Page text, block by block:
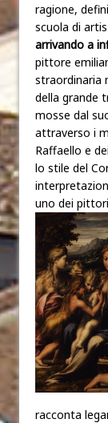
ragione,
scuola di
arrivando a
pittore
straordinaria
della grande
mosse dal
attraverso i
Raffaello e
lo stile del
uno dei
racconta